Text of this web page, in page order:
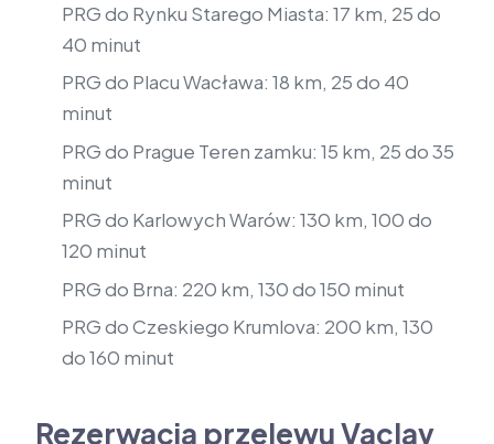
PRG do Rynku Starego Miasta: 17 km, 25 do
40 minut
PRG do Placu Wacława: 18 km, 25 do 40
minut
PRG do Prague Teren zamku: 15 km, 25 do 35
minut
PRG do Karlowych Warów: 130 km, 100 do
120 minut
PRG do Brna: 220 km, 130 do 150 minut
PRG do Czeskiego Krumlova: 200 km, 130
do 160 minut
Rezerwacja przelewu Vaclav